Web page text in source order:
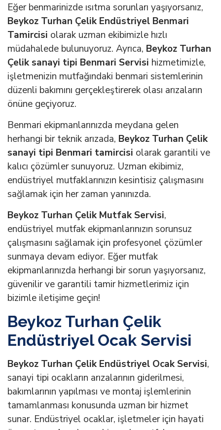
Eğer benmarinizde ısıtma sorunları yaşıyorsanız,
Beykoz Turhan Çelik Endüstriyel Benmari
Tamircisi olarak uzman ekibimizle hızlı
müdahalede bulunuyoruz. Ayrıca, Beykoz Turhan
Çelik sanayi tipi Benmari Servisi hizmetimizle,
işletmenizin mutfağındaki benmari sistemlerinin
düzenli bakımını gerçekleştirerek olası arızaların
önüne geçiyoruz.
Benmari ekipmanlarınızda meydana gelen
herhangi bir teknik arızada, Beykoz Turhan Çelik
sanayi tipi Benmari tamircisi olarak garantili ve
kalıcı çözümler sunuyoruz. Uzman ekibimiz,
endüstriyel mutfaklarınızın kesintisiz çalışmasını
sağlamak için her zaman yanınızda.
Beykoz Turhan Çelik Mutfak Servisi,
endüstriyel mutfak ekipmanlarınızın sorunsuz
çalışmasını sağlamak için profesyonel çözümler
sunmaya devam ediyor. Eğer mutfak
ekipmanlarınızda herhangi bir sorun yaşıyorsanız,
güvenilir ve garantili tamir hizmetlerimiz için
bizimle iletişime geçin!
Beykoz Turhan Çelik
Endüstriyel Ocak Servisi
Beykoz Turhan Çelik Endüstriyel Ocak Servisi,
sanayi tipi ocakların arızalarının giderilmesi,
bakımlarının yapılması ve montaj işlemlerinin
tamamlanması konusunda uzman bir hizmet
sunar. Endüstriyel ocaklar, işletmeler için hayati